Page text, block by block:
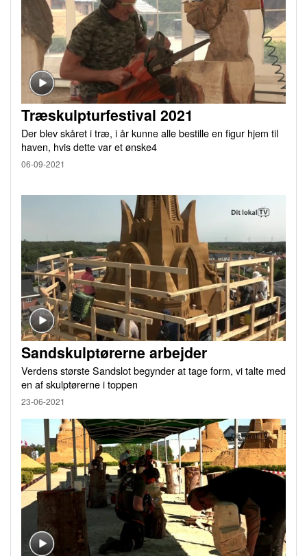
Træskulpturfestival 2021
Der blev skåret i træ, i år kunne alle bestille en figur hjem til
haven, hvis dette var et ønske4
06-09-2021
Sandskulptørerne arbejder
Verdens største Sandslot begynder at tage form, vi talte med
en af skulptørerne i toppen
23-06-2021